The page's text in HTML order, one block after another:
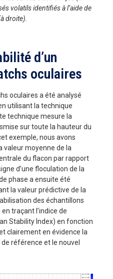
volatils identifiés à l’aide de
droite).
d’un
oculaires
oculaires a été analysé
utilisant la technique
technique mesure la
sur toute la hauteur du
exemple, nous avons
valeur moyenne de la
du flacon par rapport
d’une floculation de la
phase a ensuite été
la valeur prédictive de la
des échantillons
traçant l’indice de
Stability Index) en fonction
clairement en évidence la
référence et le nouvel